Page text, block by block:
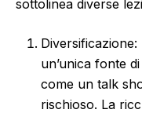
sottolinea diverse
un’unica fonte
come un talk
rischioso. La